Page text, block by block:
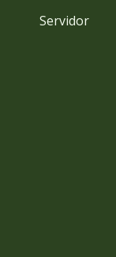
Servidor